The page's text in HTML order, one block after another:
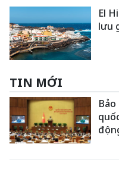
El
lưu
TIN MỚI